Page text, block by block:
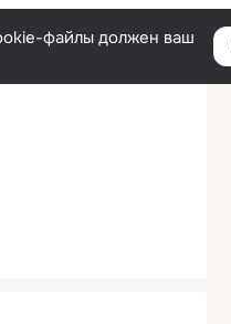
Русскийфайлы должен ваш